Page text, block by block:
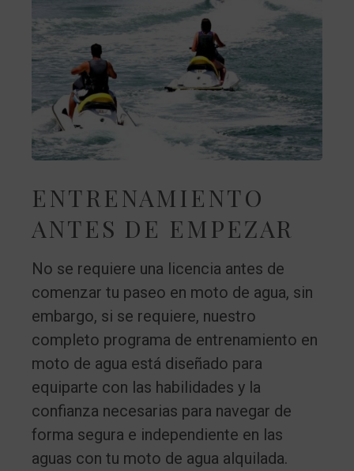
ENTRENAMIENTO
ANTES DE EMPEZAR
No se requiere una licencia antes de
comenzar tu paseo en moto de agua, sin
embargo, si se requiere, nuestro
completo programa de entrenamiento en
moto de agua está diseñado para
equiparte con las habilidades y la
confianza necesarias para navegar de
forma segura e independiente en las
aguas con tu moto de agua alquilada.